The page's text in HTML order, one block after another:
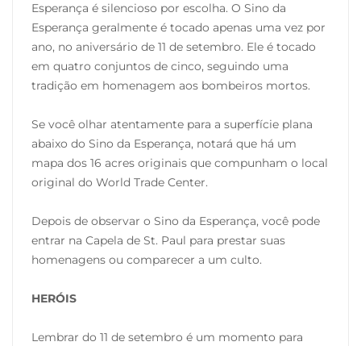
Esperança é silencioso por escolha. O Sino da
Esperança geralmente é tocado apenas uma vez por
ano, no aniversário de 11 de setembro. Ele é tocado
em quatro conjuntos de cinco, seguindo uma
tradição em homenagem aos bombeiros mortos.
Se você olhar atentamente para a superfície plana
abaixo do Sino da Esperança, notará que há um
mapa dos 16 acres originais que compunham o local
original do World Trade Center.
Depois de observar o Sino da Esperança, você pode
entrar na Capela de St. Paul para prestar suas
homenagens ou comparecer a um culto.
HERÓIS
Lembrar do 11 de setembro é um momento para